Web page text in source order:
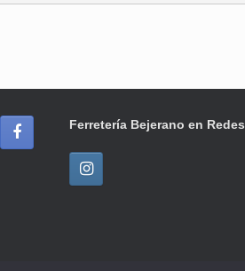
Ferretería Bejerano en Redes